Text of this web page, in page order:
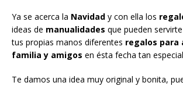
Ya se acerca la Navidad y con ella los
ideas de manualidades que pueden
tus propias manos diferentes regalos para
familia y amigos en ésta fecha tan
Te damos una idea muy original y bonita,